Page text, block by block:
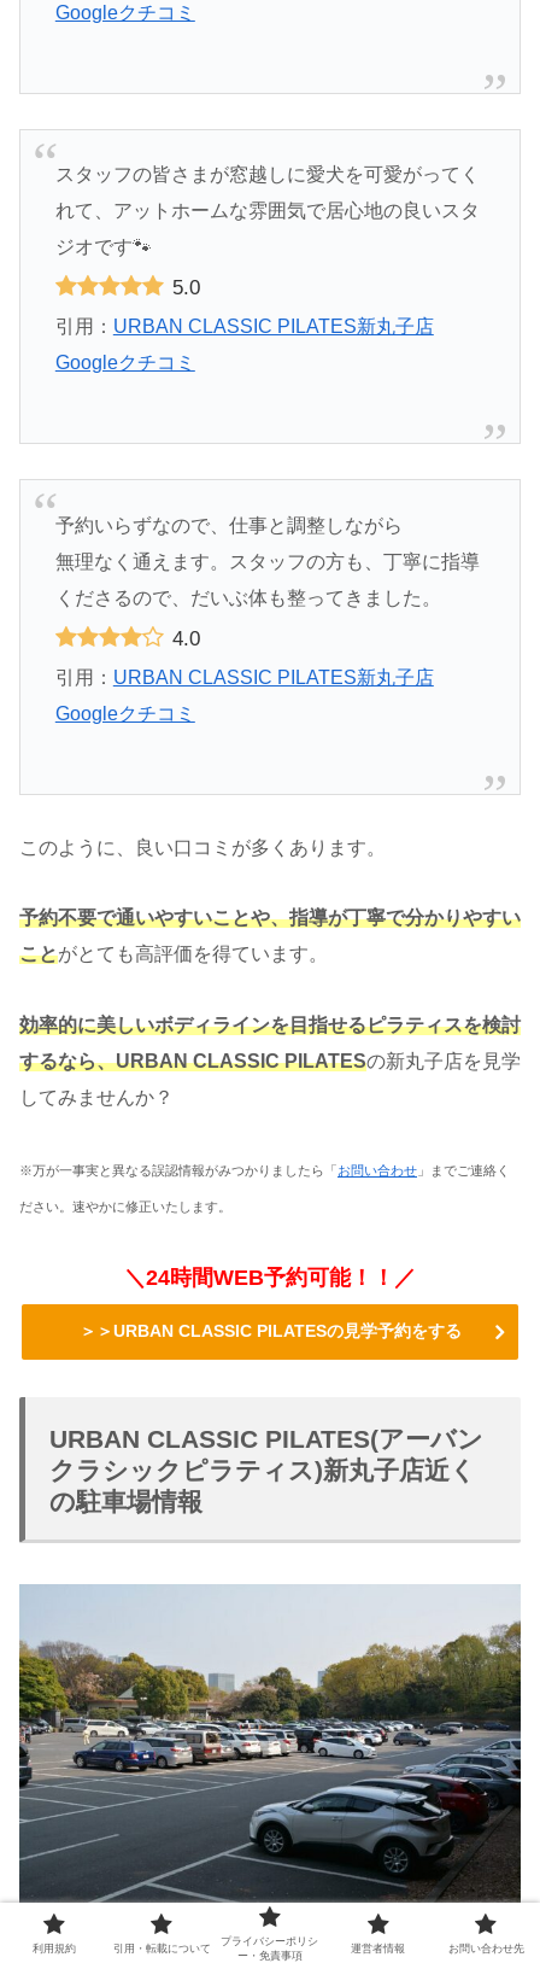
Googleクチコミ
スタッフの皆さまが窓越しに愛犬を可愛がってく
れて、アットホームな雰囲気で居心地の良いスタ
ジオです🐾
5.0
引用： URBAN CLASSIC PILATES新丸子店
Googleクチコミ
予約いらずなので、仕事と調整しながら
無理なく通えます。スタッフの方も、丁寧に指導
くださるので、だいぶ体も整ってきました。
4.0
引用： URBAN CLASSIC PILATES新丸子店
Googleクチコミ
このように、良い口コミが多くあります。
予約不要で通いやすいことや、指導が丁寧で分かりやすい
ことがとても高評価を得ています。
効率的に美しいボディラインを目指せるピラティスを検討
するなら、URBAN CLASSIC PILATESの新丸子店を見学
してみませんか？
※万が一事実と異なる誤認情報がみつかりましたら「お問い合わせ 」までご連絡く
ださい。速やかに修正いたします。
＼24時間WEB予約可能！！／
＞＞URBAN CLASSIC PILATESの見学予約をする
URBAN CLASSIC PILATES(アーバン
クラシックピラティス)新丸子店近く
の駐車場情報
利用規約 引用・転載について
プライバシーポリシ
ー・免責事項
運営者情報 お問い合わせ先